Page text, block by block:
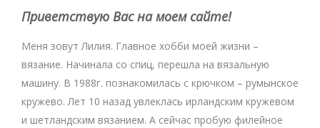
Приветствую Вас на моем сайте!
Меня зовут Лилия. Главное хобби моей жизни –
вязание. Начинала со спиц, перешла на вязальную
машину. В 1988г. познакомилась с крючком – румынское
кружево. Лет 10 назад увлеклась ирландским кружевом
и шетландским вязанием. А сейчас пробую филейное